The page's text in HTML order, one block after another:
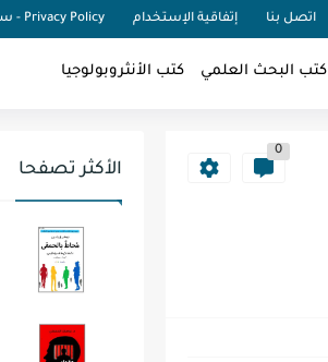
اتصل بنا إتفاقية الإستخدام Privacy Policy - سياسة الخصوصية
كتب البحث العلمي كتب الأنثروبولوجيا
0
الأكثر تصفحا